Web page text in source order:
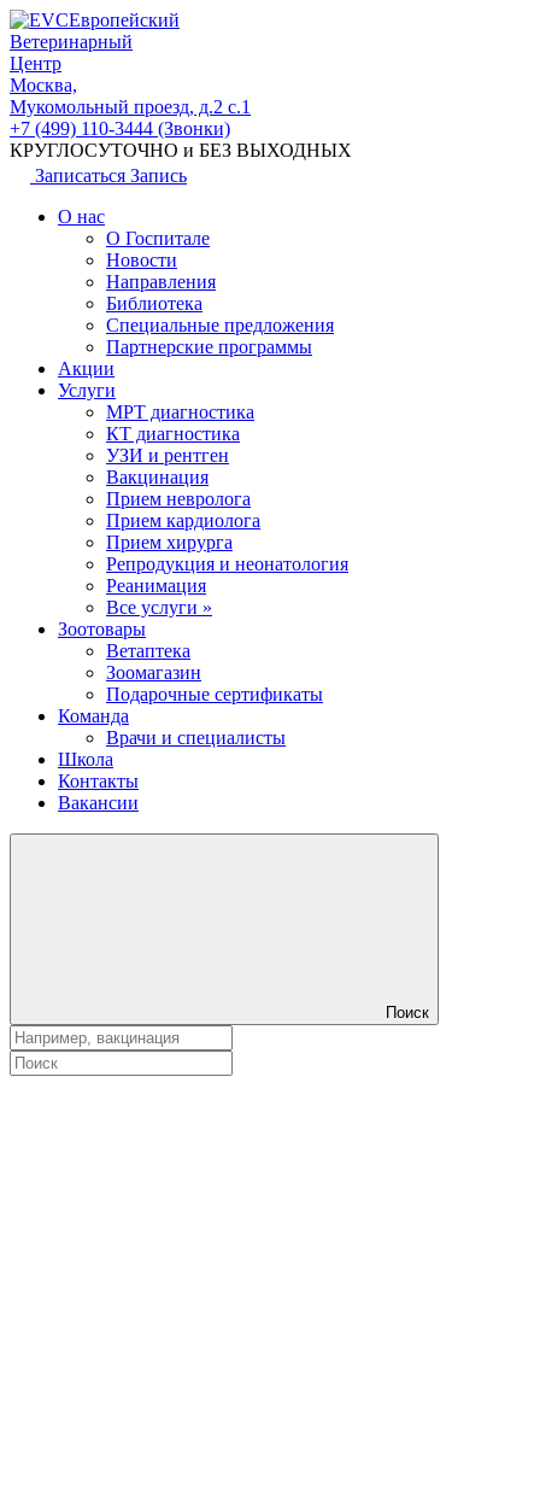
Европейский
Ветеринарный
Центр
Москва,
Мукомольный проезд, д.2 с.1
+7 (499) 110-3444 (Звонки)
КРУГЛОСУТОЧНО и БЕЗ ВЫХОДНЫХ
Записаться Запись
О нас
О Госпитале
Новости
Направления
Библиотека
Специальные предложения
Партнерские программы
Акции
Услуги
МРТ диагностика
КТ диагностика
УЗИ и рентген
Вакцинация
Прием невролога
Прием кардиолога
Прием хирурга
Репродукция и неонатология
Реанимация
Все услуги »
Зоотовары
Ветаптека
Зоомагазин
Подарочные сертификаты
Команда
Врачи и специалисты
Школа
Контакты
Вакансии
Поиск